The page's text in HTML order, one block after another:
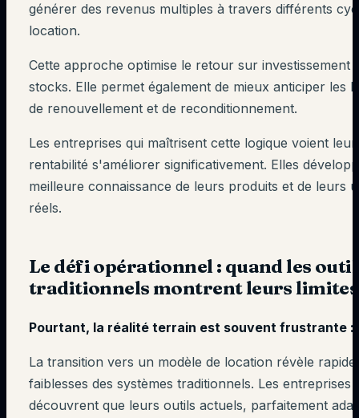
générer des revenus multiples à travers différents
location.
Cette approche optimise le retour sur investissement
stocks. Elle permet également de mieux anticiper les
de renouvellement et de reconditionnement.
Les entreprises qui maîtrisent cette logique voient leur
rentabilité s'améliorer significativement. Elles
meilleure connaissance de leurs produits et de leurs
réels.
Le défi opérationnel : quand les
traditionnels montrent leurs limites
Pourtant, la réalité terrain est souvent frustrante :
La transition vers un modèle de location révèle
faiblesses des systèmes traditionnels. Les entreprises
découvrent que leurs outils actuels, parfaitement